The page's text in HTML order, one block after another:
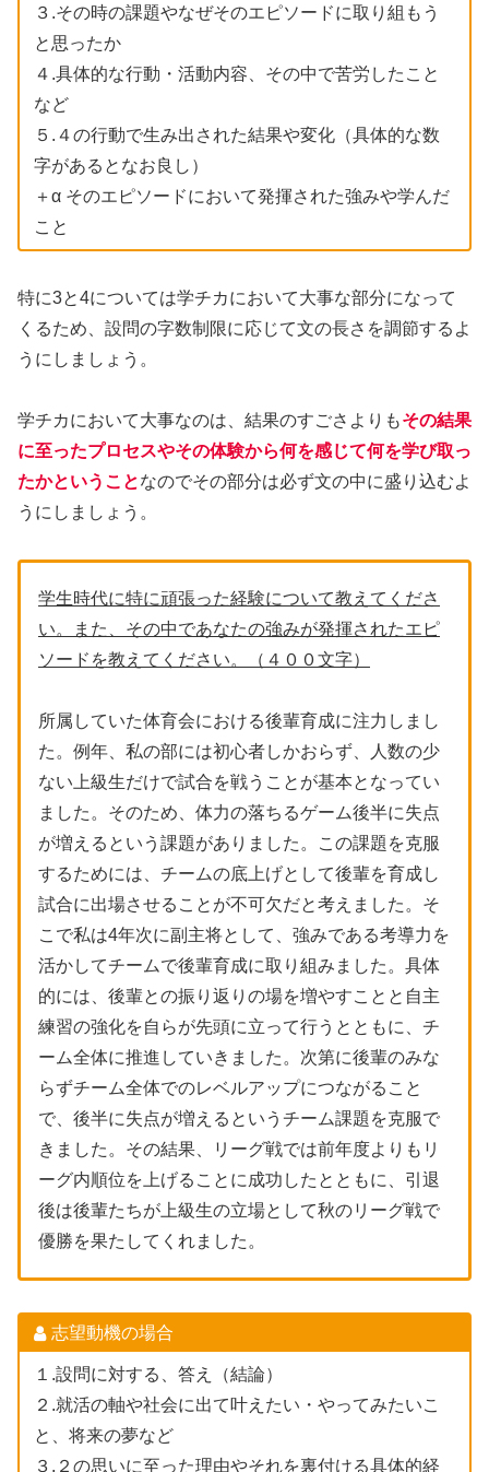
３.その時の課題やなぜそのエピソードに取り組もう
と思ったか
４.具体的な行動・活動内容、その中で苦労したこと
など
５.４の行動で生み出された結果や変化（具体的な数
字があるとなお良し）
＋α そのエピソードにおいて発揮された強みや学んだ
こと
特に3と4については学チカにおいて大事な部分になって
くるため、設問の字数制限に応じて文の長さを調節するよ
うにしましょう。
学チカにおいて大事なのは、結果のすごさよりもその結果
に至ったプロセスやその体験から何を感じて何を学び取っ
たかということなのでその部分は必ず文の中に盛り込むよ
うにしましょう。
学生時代に特に頑張った経験について教えてくださ
い。また、その中であなたの強みが発揮されたエピ
ソードを教えてください。（４００文字）
所属していた体育会における後輩育成に注力しまし
た。例年、私の部には初心者しかおらず、人数の少
ない上級生だけで試合を戦うことが基本となってい
ました。そのため、体力の落ちるゲーム後半に失点
が増えるという課題がありました。この課題を克服
するためには、チームの底上げとして後輩を育成し
試合に出場させることが不可欠だと考えました。そ
こで私は4年次に副主将として、強みである考導力を
活かしてチームで後輩育成に取り組みました。具体
的には、後輩との振り返りの場を増やすことと自主
練習の強化を自らが先頭に立って行うとともに、チ
ーム全体に推進していきました。次第に後輩のみな
らずチーム全体でのレベルアップにつながること
で、後半に失点が増えるというチーム課題を克服で
きました。その結果、リーグ戦では前年度よりもリ
ーグ内順位を上げることに成功したとともに、引退
後は後輩たちが上級生の立場として秋のリーグ戦で
優勝を果たしてくれました。
志望動機の場合
１.設問に対する、答え（結論）
２.就活の軸や社会に出て叶えたい・やってみたいこ
と、将来の夢など
３.２の思いに至った理由やそれを裏付ける具体的経